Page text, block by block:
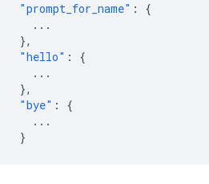
"prompt_for_name" :
{
...
},
"hello" :
{
...
},
"bye" :
{
...
}